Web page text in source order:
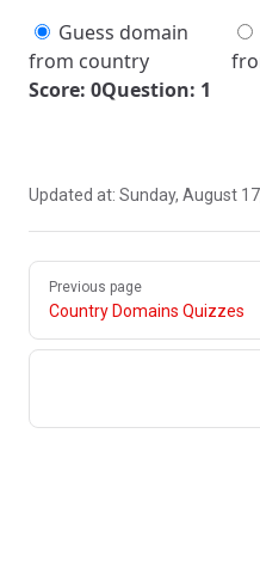
Guess domain
from country
Score: 0Question: 1
Updated at: Sunday, August
Pager
Previous page
Country Domains Quizzes